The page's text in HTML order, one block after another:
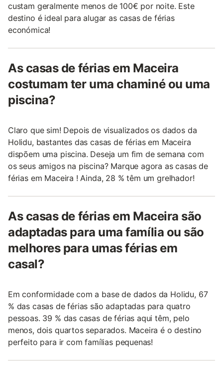
custam geralmente menos de 100€ por noite. Este
destino é ideal para alugar as casas de férias
económica!
As casas de férias em Maceira
costumam ter uma chaminé ou uma
piscina?
Claro que sim! Depois de visualizados os dados da
Holidu, bastantes das casas de férias em Maceira
dispõem uma piscina. Deseja um fim de semana com
os seus amigos na piscina? Marque agora as casas de
férias em Maceira ! Ainda, 28 % têm um grelhador!
As casas de férias em Maceira são
adaptadas para uma família ou são
melhores para umas férias em
casal?
Em conformidade com a base de dados da Holidu, 67
% das casas de férias são adaptadas para quatro
pessoas. 39 % das casas de férias aqui têm, pelo
menos, dois quartos separados. Maceira é o destino
perfeito para ir com famílias pequenas!